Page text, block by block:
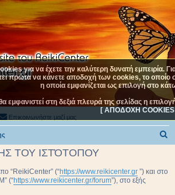
Επικοινωνήστε μαζί μας
ΤΟΥ ΙΣΤΌΤΟΠΟΥ
“ReikiCenter” (“https://www.reikicenter.gr ”) και στο
(“https://www.reikicenter.gr/forum”), στο εξής
για να έχετε την καλύτερη δυνατή εμπειρία.
πρώτα να κάνετε αποδοχή των cookies, το οποίο
η οποία εμφανίζεται ως επιλογή στο
εμφανιστεί στη δεξιά πλευρά της σελίδας η
[ ΑΠΟΔΟΧΗ